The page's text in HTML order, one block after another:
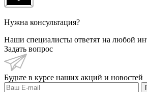
Нужна консультация?
Наши специалисты ответят на любой
Задать вопрос
Будьте в курсе наших акций и новостей